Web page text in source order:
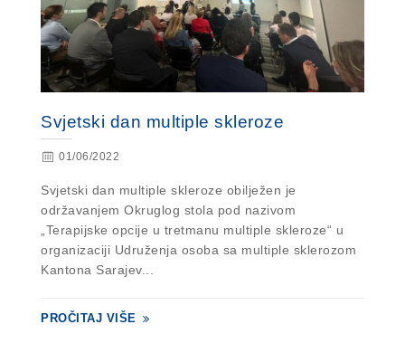
Svjetski dan multiple skleroze
01/06/2022
Svjetski dan multiple skleroze obilježen je
održavanjem Okruglog stola pod nazivom
„Terapijske opcije u tretmanu multiple skleroze“ u
organizaciji Udruženja osoba sa multiple sklerozom
Kantona Sarajev...
PROČITAJ VIŠE